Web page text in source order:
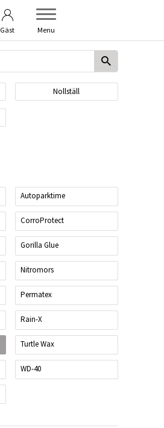
Gäst Menu
Om bildbanken
Nollställ
Autoparktime
CorroProtect
Gorilla Glue
Nitromors
Permatex
Rain-X
Turtle Wax
WD-40